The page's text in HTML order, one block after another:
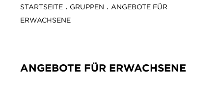
IMPRESSUM
STARTSEITE. GRUPPEN . ANGEBOTE FÜR
ERWACHSENE
ANGEBOTE FÜR ERWACHSENE